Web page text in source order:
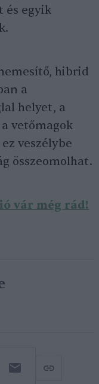
és egyik
hibrid
a
helyet, a
vetőmagok
veszélybe
összeomolhat.
vár még rád!